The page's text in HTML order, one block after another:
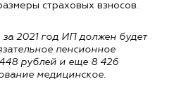
страховых взносов.
за 2021 год ИП должен будет
пенсионное
рублей и еще 8 426
медицинское.